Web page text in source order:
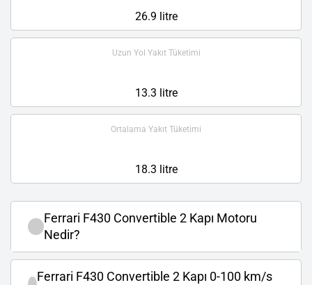
26.9 litre
Uzun Yol Yakıt Tüketimi
13.3 litre
Ortalama Yakıt Tüketimi
18.3 litre
Ferrari F430 Convertible 2 Kapı Motoru
Nedir?
Ferrari F430 Convertible 2 Kapı 0-100 km/s